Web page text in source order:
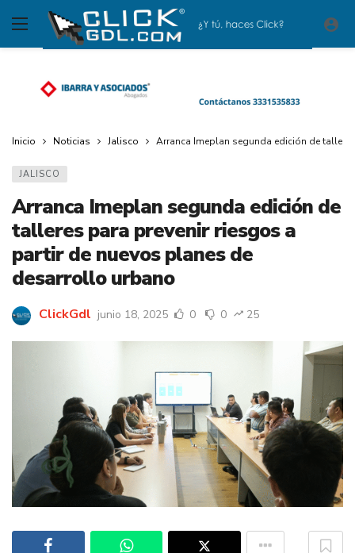
Inicio Noticias Jalisco Arranca Imeplan segunda edición de
JALISCO
Arranca Imeplan segunda edición de
talleres para prevenir riesgos a
partir de nuevos planes de
desarrollo urbano
ClickGdl junio 18, 2025 0 0 25